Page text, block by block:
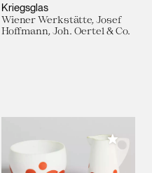
Kriegsglas
Wiener Werkstätte, Josef
Hoffmann, Joh. Oertel & Co.
hinzufügen
Meiner